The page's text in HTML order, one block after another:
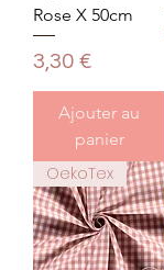
Rose X 50cm
Prix
3,30 €
Ajouter au
panier
OekoTex